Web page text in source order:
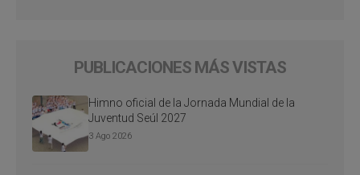
PUBLICACIONES MÁS VISTAS
Himno oficial de la Jornada Mundial de la
Juventud Seúl 2027
3 Ago 2026